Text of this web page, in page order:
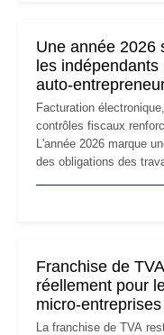
Une année 2026
les
auto-
Facturation
contrôles fiscaux
L'année 2026 marque
des obligations des
les auto-entrepreneurs
Franchise de
réellement pour
micro-entreprises
La franchise de TVA